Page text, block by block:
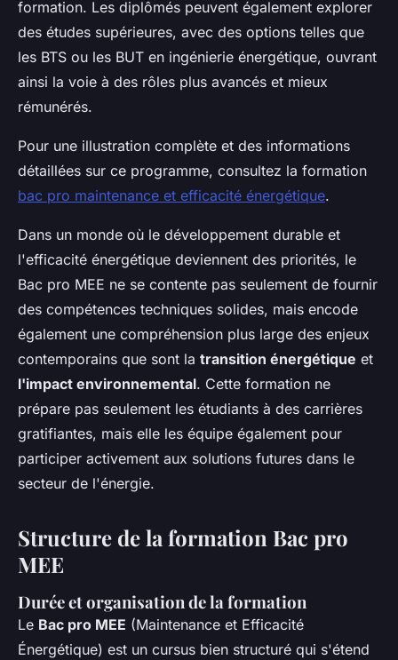
formation. Les diplômés peuvent également explorer
des études supérieures, avec des options telles que
les BTS ou les BUT en ingénierie énergétique, ouvrant
ainsi la voie à des rôles plus avancés et mieux
rémunérés.
Pour une illustration complète et des informations
détaillées sur ce programme, consultez la formation
bac pro maintenance et efficacité énergétique.
Dans un monde où le développement durable et
l'efficacité énergétique deviennent des priorités, le
Bac pro MEE ne se contente pas seulement de fournir
des compétences techniques solides, mais encode
également une compréhension plus large des enjeux
contemporains que sont la transition énergétique et
l'impact environnemental. Cette formation ne
prépare pas seulement les étudiants à des carrières
gratifiantes, mais elle les équipe également pour
participer activement aux solutions futures dans le
secteur de l'énergie.
Structure de la formation Bac pro
MEE
Durée et organisation de la formation
Le Bac pro MEE (Maintenance et Efficacité
Énergétique) est un cursus bien structuré qui s'étend